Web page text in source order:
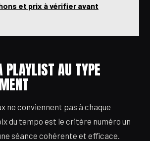
et prix à vérifier avant
PLAYLIST AU TYPE
ne conviennent pas à chaque
du tempo est le critère numéro un
séance cohérente et efficace.